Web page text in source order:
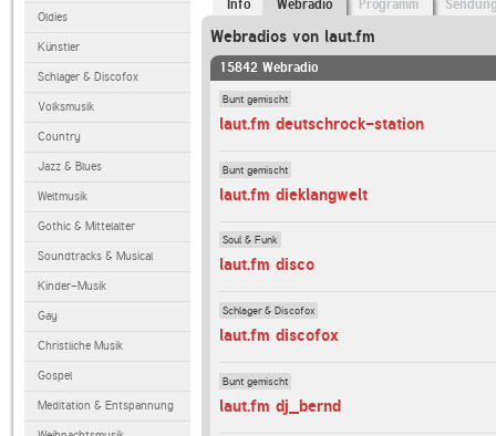
Oldies
Künstler
Schlager & Discofox
Volksmusik
Country
Jazz & Blues
Weltmusik
Gothic & Mittelalter
Soundtracks & Musical
Kinder-Musik
Gay
Christliche Musik
Gospel
Meditation & Entspannung
Info Webradio Programm
Webradios von laut.fm
15842 Webradio
Bunt gemischt
laut.fm deutschrock-station
Bunt gemischt
laut.fm dieklangwelt
Soul & Funk
laut.fm disco
Schlager & Discofox
laut.fm discofox
Bunt gemischt
laut.fm dj_bernd